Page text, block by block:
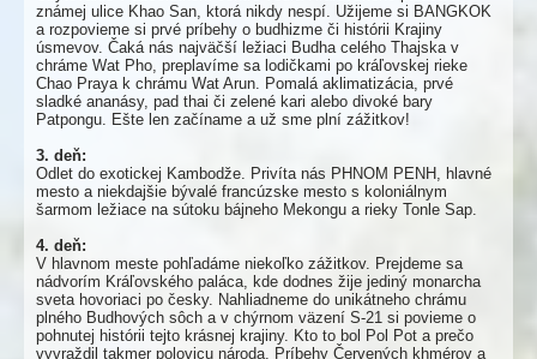
známej ulice Khao San, ktorá nikdy nespí. Užijeme si BANGKOK
a rozpovieme si prvé príbehy o budhizme či histórii Krajiny
úsmevov. Čaká nás najväčší ležiaci Budha celého Thajska v
chráme Wat Pho, preplavíme sa lodičkami po kráľovskej rieke
Chao Praya k chrámu Wat Arun. Pomalá aklimatizácia, prvé
sladké ananásy, pad thai či zelené kari alebo divoké bary
Patpongu. Ešte len začíname a už sme plní zážitkov!
3. deň:
Odlet do exotickej Kambodže. Privíta nás PHNOM PENH, hlavné
mesto a niekdajšie bývalé francúzske mesto s koloniálnym
šarmom ležiace na sútoku bájneho Mekongu a rieky Tonle Sap.
4. deň:
V hlavnom meste pohľadáme niekoľko zážitkov. Prejdeme sa
nádvorím Kráľovského paláca, kde dodnes žije jediný monarcha
sveta hovoriaci po česky. Nahliadneme do unikátneho chrámu
plného Budhových sôch a v chýrnom väzení S-21 si povieme o
pohnutej histórii tejto krásnej krajiny. Kto to bol Pol Pot a prečo
vyvraždil takmer polovicu národa. Príbehy Červených khmérov a